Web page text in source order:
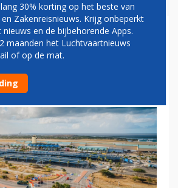
VASTE SPELER
ABC-
30% korting op het beste van
Zakenreisnieuws. Krijg onbeperkt
en de bijbehorende Apps.
maanden het Luchtvaartnieuws
of op de mat.